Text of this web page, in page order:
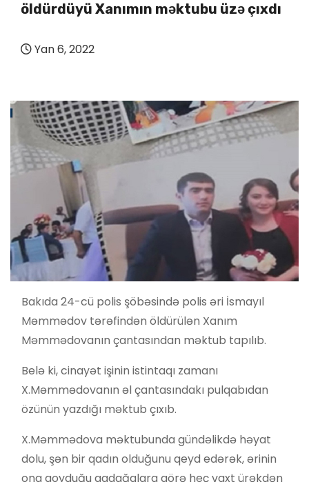
öldürdüyü Xanımın məktubu üzə çıxdı
Yan 6, 2022
Bakıda 24-cü polis şöbəsində polis əri İsmayıl
Məmmədov tərəfindən öldürülən Xanım
Məmmədovanın çantasından məktub tapılıb.
Belə ki, cinayət işinin istintaqı zamanı
X.Məmmədovanın əl çantasındakı pulqabıdan
özünün yazdığı məktub çıxıb.
X.Məmmədova məktubunda gündəlikdə həyat
dolu, şən bir qadın olduğunu qeyd edərək, ərinin
ona qoyduğu qadağalara görə heç vaxt ürəkdən